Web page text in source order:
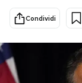
Sport
PODCAST
Condividi